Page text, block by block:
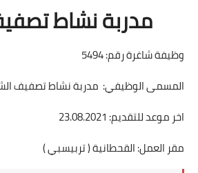
مدربة نشاط
وظيفة شاغرة رقم: 5494
المسمى الوظيفي: مدربة نشاط تصفيف
اخر موعد للتقديم: 23.08.2021
مقر العمل: القحطانية ( تربيسبي )